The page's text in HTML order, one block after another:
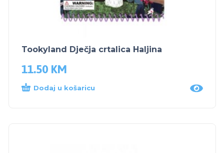
Tookyland Dječja crtalica Haljina
11.50 KM
Dodaj u košaricu